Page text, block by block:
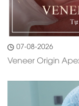
07-08-2026
Veneer Origin